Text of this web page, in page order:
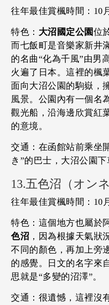
往年最佳賞楓時間：10
特色： 大沼國定公園位
而七飯町是音樂家新井
的名曲“化為千風”由男
火遍了日本。這裡的楓
面向大沼公園的駒嶽，
風景。公園內有一個名
觀光船，沿海邊欣賞紅
的意境。
交通：在函館站前乘坐
き”的巴士，大沼公園下
13.五色沼（オン
往年最佳賞楓時間：10
特色：這個地方也屬於
色沼 ，因為根據天氣狀
不同的顏色，再加上旁
的感覺。日文的名字來
思就是“多變的沼澤”。
交通：很遺憾，這裡沒